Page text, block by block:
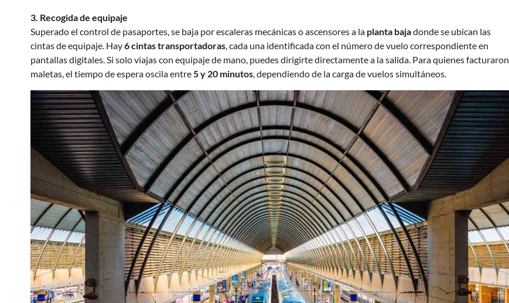
3. Recogida de equipaje
Superado el control de pasaportes, se baja por escaleras mecánicas o ascensores a la planta bajadonde se ubican las
cintas de equipaje. Hay6 cintas transportadoras, cada una identificada con el número de vuelo correspondiente en
pantallas digitales. Si solo viajas con equipaje de mano, puedes dirigirte directamente a la salida. Para quienes facturaron
maletas, el tiempo de espera oscila entre5 y 20 minutos, dependiendo de la carga de vuelos simultáneos.